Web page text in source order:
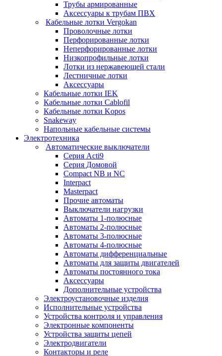
Трубы армированные
Аксессуары к трубам ПВХ
Кабельные лотки Vergokan
Проволочные лотки
Перфорированные лотки
Неперфорированные лотки
Низкопрофильные лотки
Лотки из нержавеющей стали
Лестничные лотки
Аксессуары
Кабельные лотки IEK
Кабельные лотки Cablofil
Кабельные лотки Kopos
Snakeway
Напольные кабельные системы
Электротехника
Автоматические выключатели
Серия Acti9
Серия Домовой
Compact NB и NC
Interpact
Masterpact
Прочие автоматы
Выключатели нагрузки
Автоматы 1-полюсные
Автоматы 2-полюсные
Автоматы 3-полюсные
Автоматы 4-полюсные
Автоматы дифференциальные
Автоматы для защиты двигателей
Автоматы постоянного тока
Аксессуары
Дополнительные устройства
Электроустановочные изделия
Исполнительные устройства
Устройства контроля и управления
Электронные компоненты
Устройства защиты цепей
Электродвигатели
Контакторы и реле